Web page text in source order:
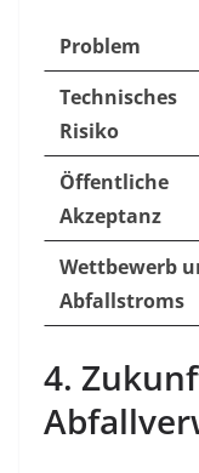
Problem
Technisches
Risiko
Öffentliche
Akzeptanz
Wettbewerb
Abfallstroms
4.